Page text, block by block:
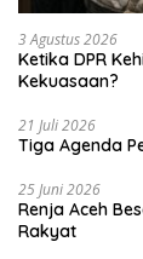
3 Agustus 2026
Ketika DPR
Kekuasaan?
21 Juli 2026
Tiga Agenda
25 Juni 2026
Renja Aceh
Rakyat